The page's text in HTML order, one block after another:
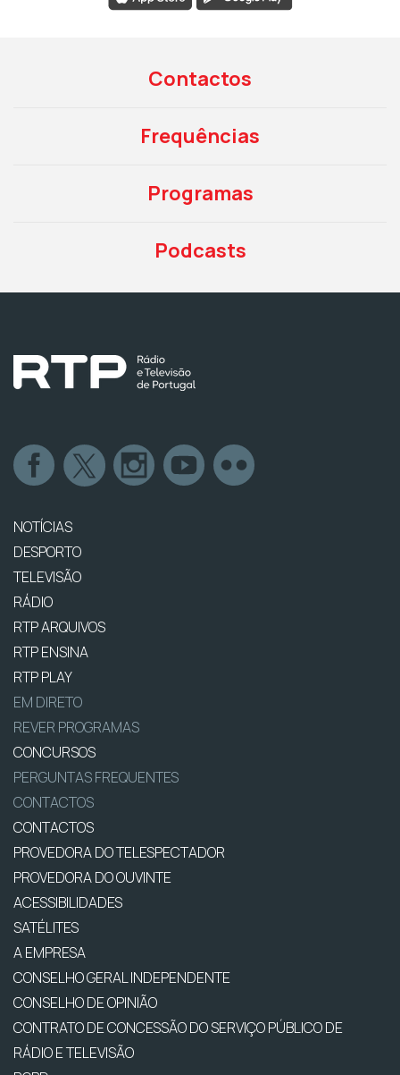
Contactos
Frequências
Programas
Podcasts
NOTÍCIAS
DESPORTO
TELEVISÃO
RÁDIO
RTP ARQUIVOS
RTP ENSINA
RTP PLAY
EM DIRETO
REVER PROGRAMAS
CONCURSOS
PERGUNTAS FREQUENTES
CONTACTOS
CONTACTOS
PROVEDORA DO TELESPECTADOR
PROVEDORA DO OUVINTE
ACESSIBILIDADES
SATÉLITES
A EMPRESA
CONSELHO GERAL INDEPENDENTE
CONSELHO DE OPINIÃO
CONTRATO DE CONCESSÃO DO SERVIÇO PÚBLICO DE
RÁDIO E TELEVISÃO